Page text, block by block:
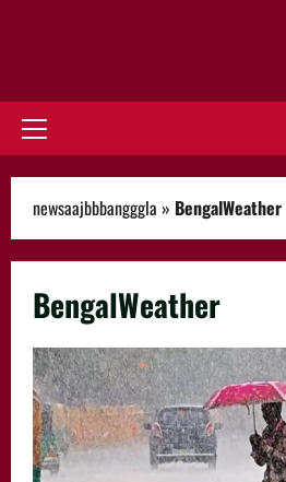
Primary
newsaajbbbangggla » BengalWeather
BengalWeather